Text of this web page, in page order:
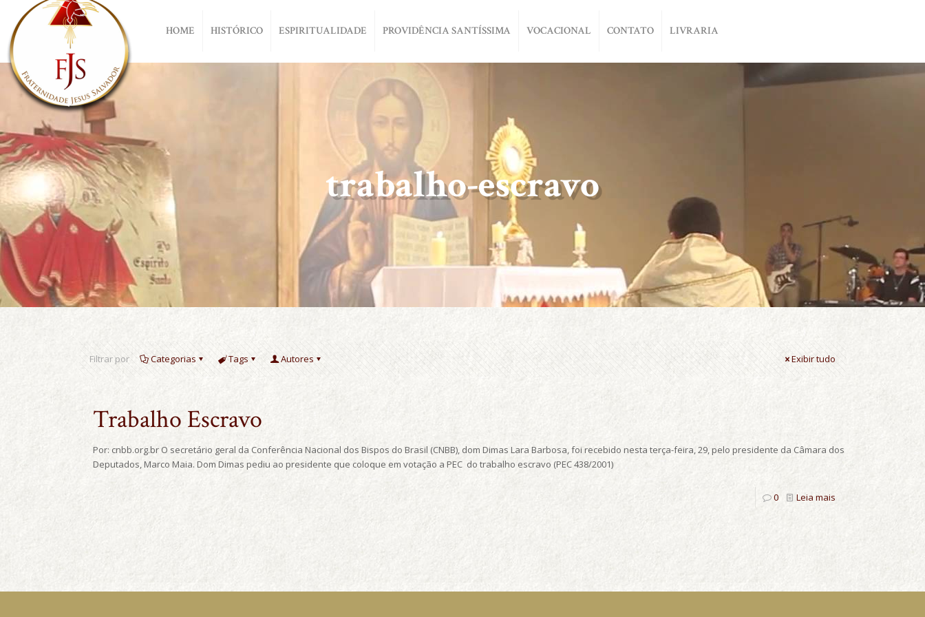
HOME HISTÓRICO ESPIRITUALIDADE PROVIDÊNCIA SANTÍSSIMA VOCACIONAL CONTATO LIVRARIA
trabalho-escravo
Filtrar por Categorias Tags Autores Exibir tudo
Trabalho Escravo
Por: cnbb.org.br O secretário geral da Conferência Nacional dos Bispos do Brasil (CNBB), dom Dimas Lara Barbosa, foi recebido nesta terça-feira, 29, pelo presidente da Câmara dos
Deputados, Marco Maia. Dom Dimas pediu ao presidente que coloque em votação a PEC do trabalho escravo (PEC 438/2001)
0 Leia mais